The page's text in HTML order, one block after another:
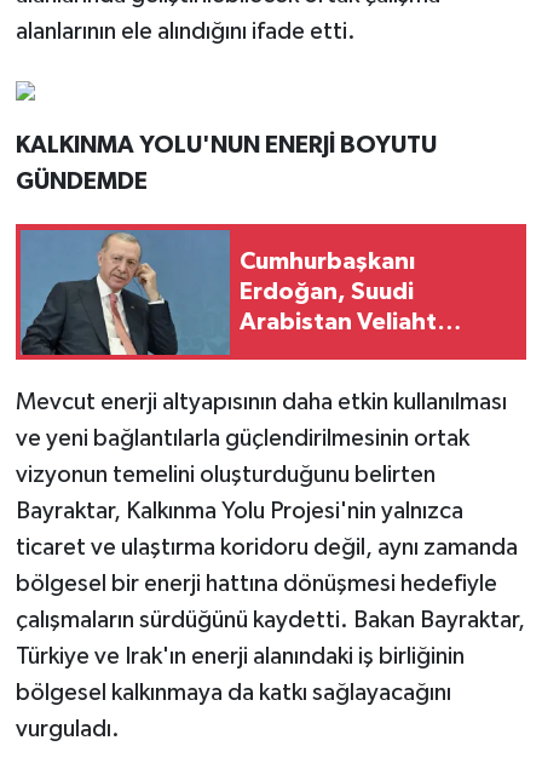
alanlarının ele alındığını ifade etti.
KALKINMA YOLU'NUN ENERJİ BOYUTU
GÜNDEMDE
Cumhurbaşkanı
Erdoğan, Suudi
Arabistan Veliaht
Mevcut enerji altyapısının daha etkin kullanılması
ve yeni bağlantılarla güçlendirilmesinin ortak
vizyonun temelini oluşturduğunu belirten
Bayraktar, Kalkınma Yolu Projesi'nin yalnızca
ticaret ve ulaştırma koridoru değil, aynı zamanda
bölgesel bir enerji hattına dönüşmesi hedefiyle
çalışmaların sürdüğünü kaydetti. Bakan Bayraktar,
Türkiye ve Irak'ın enerji alanındaki iş birliğinin
bölgesel kalkınmaya da katkı sağlayacağını
vurguladı.